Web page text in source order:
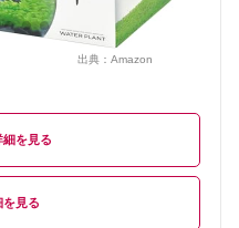
出典： Amazon